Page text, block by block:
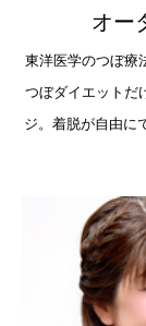
オー
東洋医学のつぼ療
つぼダイエットだ
ジ。着脱が自由に